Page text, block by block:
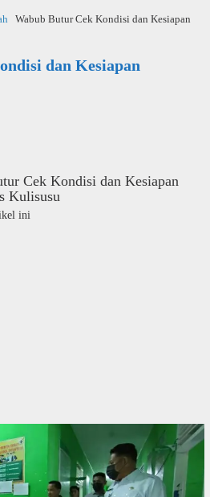
Wabub Butur Cek Kondisi dan Kesiapan
dan Kesiapan
Cek Kondisi dan Kesiapan
Kulisusu
ini